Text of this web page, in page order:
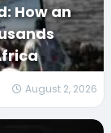
How an
August 2, 2026